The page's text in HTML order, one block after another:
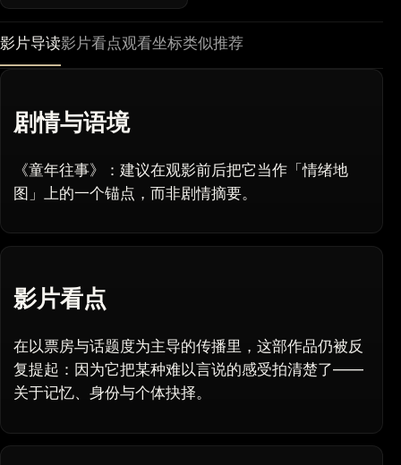
影片导读影片看点观看坐标类似推荐
剧情与语境
《童年往事》：建议在观影前后把它当作「情绪地
图」上的一个锚点，而非剧情摘要。
影片看点
在以票房与话题度为主导的传播里，这部作品仍被反
复提起：因为它把某种难以言说的感受拍清楚了——
关于记忆、身份与个体抉择。